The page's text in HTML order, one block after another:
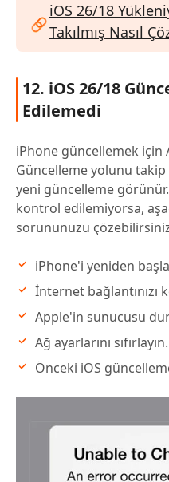
iOS 26/18
Takılmış Nasıl
12. iOS 26/18
Edilemedi
iPhone güncellemek için
Güncelleme yolunu
yeni güncelleme
kontrol edilemiyorsa,
sorununuzu
iPhone'i yeniden
İnternet bağlantınızı
Apple'in sunucusu
Ağ ayarlarını sıfırlayın.
Önceki iOS